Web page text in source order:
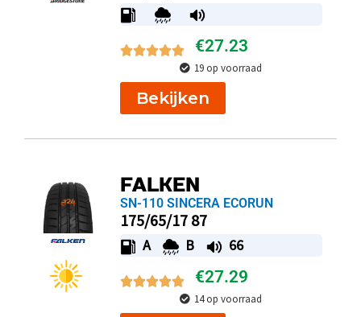
€27.23
19 op voorraad
Bekijken
FALKEN
SN-110 SINCERA ECORUN
175/65/17 87
A B 66
€27.29
14 op voorraad